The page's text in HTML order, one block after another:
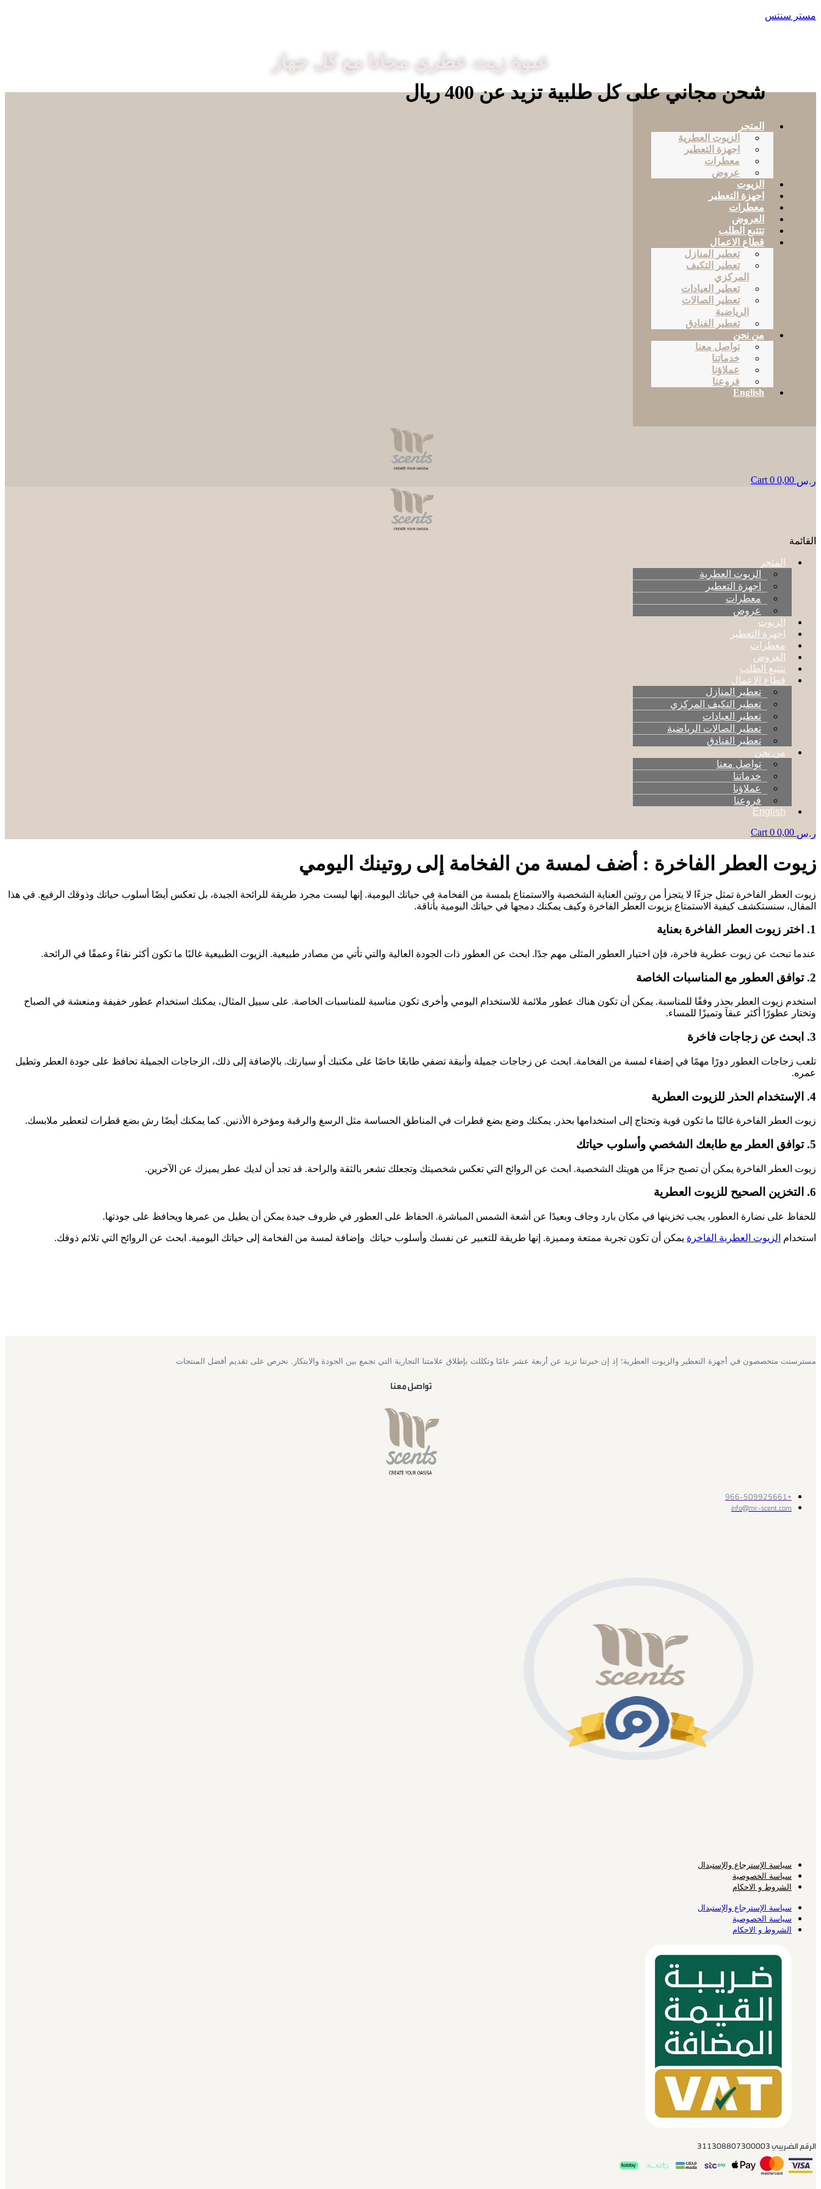
مستر سنتس
عبوة زيت عطري مجانا مع كل جهاز
شحن مجاني على كل طلبية تزيد عن 400 ريال
المتجر
الزيوت العطرية
اجهزة التعطير
معطرات
عروض
الزيوت
اجهزة التعطير
معطرات
العروض
تتتبع الطلب
قطاع الاعمال
تعطير المنازل
تعطير التكيف
المركزي
تعطير العيادات
تعطير الصالات
الرياضية
تعطير الفنادق
من نحن
تواصل معنا
خدماتنا
عملاؤنا
فروعنا
English
ر.س 0
Cart
القائمة
المتجر
الزيوت العطرية
اجهزة التعطير
معطرات
عروض
الزيوت
اجهزة التعطير
معطرات
العروض
تتتبع الطلب
قطاع الاعمال
تعطير المنازل
تعطير التكيف المركزي
تعطير العيادات
تعطير الصالات الرياضية
تعطير الفنادق
من نحن
تواصل معنا
خدماتنا
عملاؤنا
فروعنا
English
ر.س 0
Cart
زيوت العطر الفاخرة : أضف لمسة من الفخامة إلى روتينك اليومي
زيوت العطر الفاخرة تمثل جزءًا لا يتجزأ من روتين العناية الشخصية والاستمتاع بلمسة من الفخامة في حياتك اليومية. إنها ليست مجرد طريقة للرائحة الجيدة، بل تعكس أيضًا أسلوب حياتك وذوقك الرفيع. في هذا
المقال، سنستكشف كيفية الاستمتاع بزيوت العطر الفاخرة وكيف يمكنك دمجها في حياتك اليومية بأناقة.
1. اختر زيوت العطر الفاخرة بعناية
عندما تبحث عن زيوت عطرية فاخرة، فإن اختيار العطور المثلى مهم جدًا. ابحث عن العطور ذات الجودة العالية والتي تأتي من مصادر طبيعية. الزيوت الطبيعية غالبًا ما تكون أكثر نقاءً وعمقًا في الرائحة.
2. توافق العطور مع المناسبات الخاصة
استخدم زيوت العطر بحذر وفقًا للمناسبة. يمكن أن تكون هناك عطور ملائمة للاستخدام اليومي وأخرى تكون مناسبة للمناسبات الخاصة. على سبيل المثال، يمكنك استخدام عطور خفيفة ومنعشة في الصباح
وتختار عطورًا أكثر عبقآ وتميزًا للمساء.
3. ابحث عن زجاجات فاخرة
تلعب زجاجات العطور دورًا مهمًا في إضفاء لمسة من الفخامة. ابحث عن زجاجات جميلة وأنيقة تضفي طابعًا خاصًا على مكتبك أو سيارتك. بالإضافة إلى ذلك، الزجاجات الجميلة تحافظ على جودة العطر وتطيل
عمره.
4. الإستخدام الحذر للزيوت العطرية
زيوت العطر الفاخرة غالبًا ما تكون قوية وتحتاج إلى استخدامها بحذر. يمكنك وضع بضع قطرات في المناطق الحساسة مثل الرسغ والرقبة ومؤخرة الأذنين. كما يمكنك أيضًا رش بضع قطرات لتعطير ملابسك.
5. توافق العطر مع طابعك الشخصي وأسلوب حياتك
زيوت العطر الفاخرة يمكن أن تصبح جزءًا من هويتك الشخصية. ابحث عن الروائح التي تعكس شخصيتك وتجعلك تشعر بالثقة والراحة. قد تجد أن لديك عطر يميزك عن الآخرين.
6. التخزين الصحيح للزيوت العطرية
للحفاظ على نضارة العطور، يجب تخزينها في مكان بارد وجاف وبعيدًا عن أشعة الشمس المباشرة. الحفاظ على العطور في ظروف جيدة يمكن أن يطيل من عمرها ويحافظ على جودتها.
استخدام الزيوت العطرية الفاخرة يمكن أن تكون تجربة ممتعة ومميزة. إنها طريقة للتعبير عن نفسك وأسلوب حياتك وإضافة لمسة من الفخامة إلى حياتك اليومية. ابحث عن الروائح التي تلائم ذوقك.
مسترسنت متخصصون في أجهزة التعطير والزيوت العطرية؛ إذ إن خبرتنا تزيد عن أربعة عشر عامًا وتكللت بإطلاق علامتنا التجارية التي تجمع بين الجودة والابتكار. نحرص على تقديم أفضل المنتجات
تواصل معنا
+966-509925661
info@mr-scent.com
سياسة الإسترجاع والإستبدال
سياسة الخصوصية
الشروط و الاحكام
سياسة الإسترجاع والإستبدال
سياسة الخصوصية
الشروط و الاحكام
الرقم الضريبي 311308807300003